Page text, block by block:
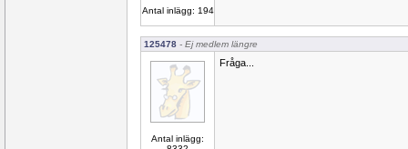
Antal inlägg: 194
125478 - Ej medlem längre
Antal inlägg:
Fråga...